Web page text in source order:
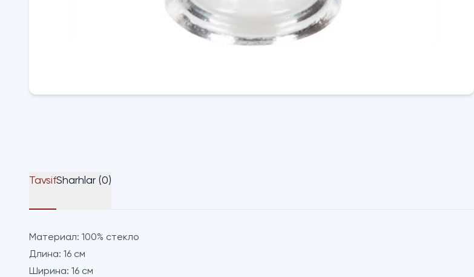
TavsifSharhlar (0)
Материал: 100% стекло
Длина: 16 см
Ширина: 16 см